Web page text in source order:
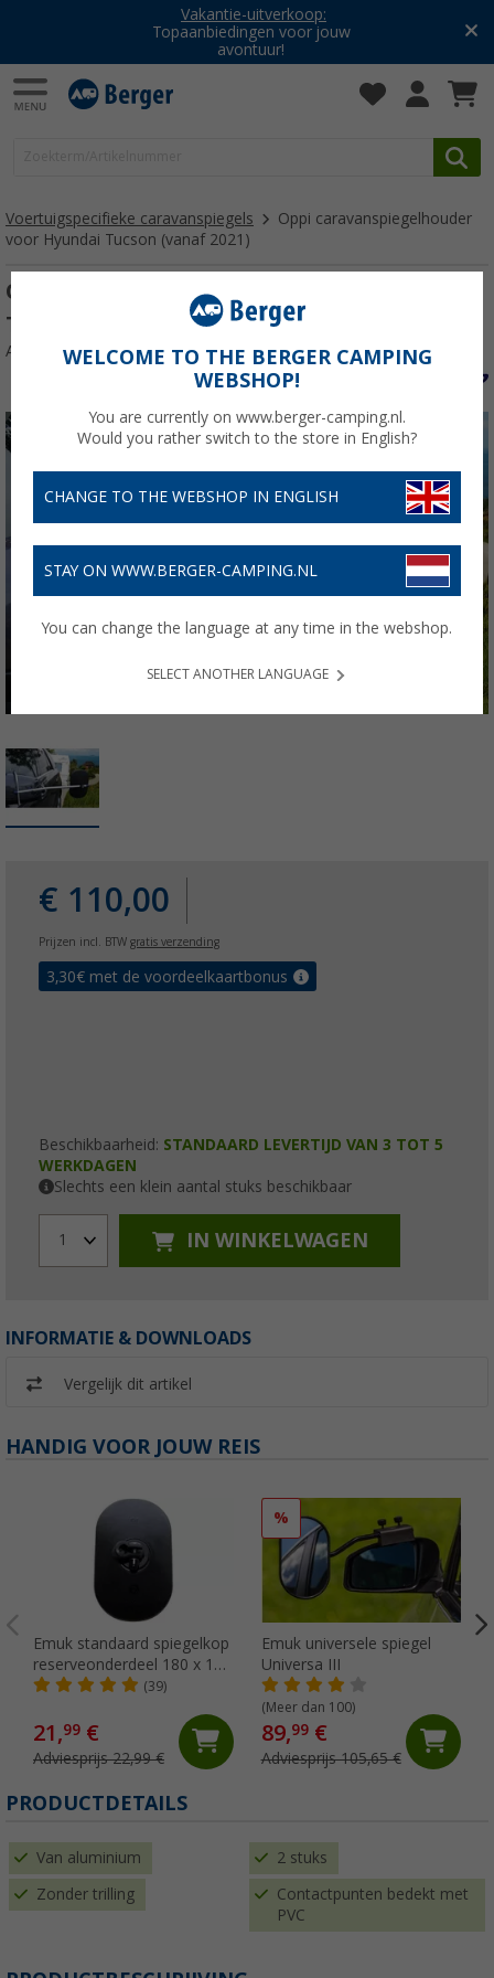
Vakantie-uitverkoop:
Topaanbiedingen voor jouw
avontuur!
Voertuigspecifieke caravanspiegels
Oppi caravanspiegelhouder
voor Hyundai Tucson (vanaf 2021)
Oppi caravanspiegelhouder voor Hyundai
Tucson (vanaf 2021)
Artikelnr: 360760
€ 110,00
Prijzen incl. BTW gratis verzending
3,30€ met de voordeelkaartbonus
Beschikbaarheid: STANDAARD LEVERTIJD VAN 3 TOT 5
WERKDAGEN
Slechts een klein aantal stuks beschikbaar
1 IN WINKELWAGEN
INFORMATIE & DOWNLOADS
Vergelijk dit artikel
HANDIG VOOR JOUW REIS
Emuk standaard spiegelkop
reserveonderdeel 180 x 120
mm
(39)
21,99 €
Adviesprijs 22,99 €
%
Emuk universele spiegel
Universa III
(Meer dan 100)
89,99€
Adviesprijs 105,65 €
PRODUCTDETAILS
Van aluminium 2 stuks
Zonder trilling
Contactpunten bedekt met
PVC
WELCOME TO THE BERGER CAMPING
WEBSHOP!
You are currently on www.berger-camping.nl.
Would you rather switch to the store in English?
CHANGE TO THE WEBSHOP IN ENGLISH
STAY ON WWW.BERGER-CAMPING.NL
You can change the language at any time in the webshop.
SELECT ANOTHER LANGUAGE